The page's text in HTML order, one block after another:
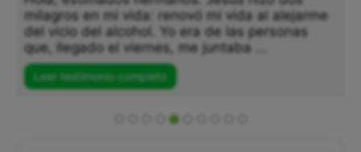
milagros en mi vida: renovó mi vida al alejarme
del vicio del alcohol. Yo era de las personas
que, llegado el viernes, me juntaba ...
Leer testimonio completo